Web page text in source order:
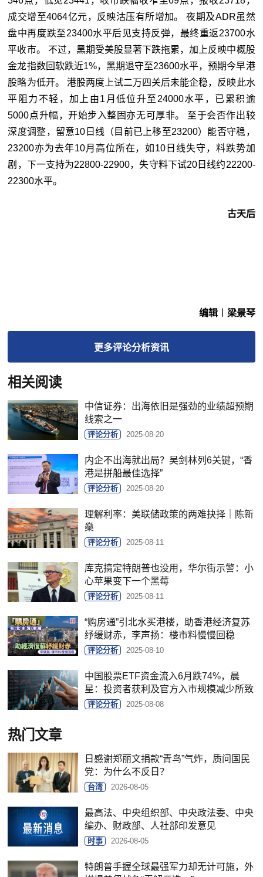
成交增至4064亿元，反映沽压有所增加。 夜期及ADR虽然
盘中再度跌至23400水平后见支持反弹，最终重返23700水
平收市。 不过，黑期受美股显著下跌拖累，加上反映中概股
金龙指数回软跌近1%，黑期退守至23600水平，预期今早港
股略为低开。 港股两度上试二万四关后未能企稳，反映此水
平阻力不轻，加上由1月低位升至24000水平，已累积逾
5000点升幅，开始步入整固亦无可厚非。 至于会否作出较
深度调整，留意10日线（目前已上移至23200）能否守稳，
23200亦为去年10月高位所在，如10日线失守，料跌势加
剧，下一支持为22800-22900，失守料下试20日线约22200-
22300水平。
古天后
编辑︱梁景琴
更多评论分析资讯
相关阅读
中信证券：出海依旧是强劲的业绩超预期
线索之一
评论分析 2025-08-20
内企不出海就出局？吴剑林列6关键，“香
港是拼船最佳选择”
评论分析 2025-08-20
理解利率：美联储政策的两难抉择｜陈新
燊
评论分析 2025-08-11
库克搞定特朗普也没用，华尔街示警：小
心苹果变下一个黑莓
评论分析 2025-08-11
“购房通”引北水买港楼，助香港经济复苏
纾缓财赤，李声扬：楼市料慢慢回稳
评论分析 2025-08-10
中国股票ETF资金流入6月跌74%，晨
星：投资者获利及官方入市规模减少所致
评论分析 2025-08-08
热门文章
日感谢郑丽文捐款“青鸟”气炸，质问国民
党：为什么不反日？
台湾 2026-08-05
最高法、中央组织部、中央政法委、中央
编办、财政部、人社部印发意见
时事 2026-08-05
特朗普手握全球最强军力却无计可施，外